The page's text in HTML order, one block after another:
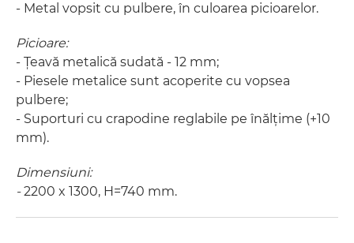
- Metal vopsit cu pulbere, în culoarea picioarelor.
Picioare:
- Țeavă metalică sudată - 12 mm;
- Piesele metalice sunt acoperite cu vopsea
pulbere;
- Suporturi cu crapodine reglabile pe înălțime (+10
mm).
Dimensiuni:
-2200 x 1300, H=740 mm.